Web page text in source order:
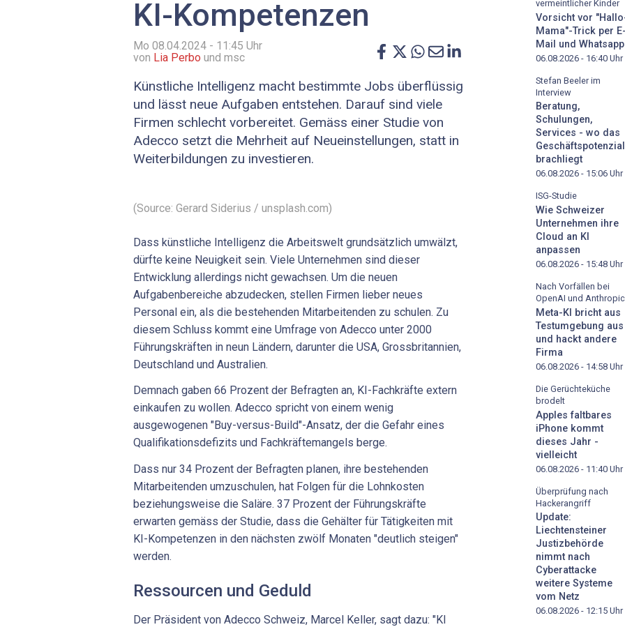
KI-Kompetenzen
Mo 08.04.2024 - 11:45 Uhr
von Lia Perbo und msc
Künstliche Intelligenz macht bestimmte Jobs überflüssig
und lässt neue Aufgaben entstehen. Darauf sind viele
Firmen schlecht vorbereitet. Gemäss einer Studie von
Adecco setzt die Mehrheit auf Neueinstellungen, statt in
Weiterbildungen zu investieren.
(Source: Gerard Siderius / unsplash.com)
Dass künstliche Intelligenz die Arbeitswelt grundsätzlich umwälzt,
dürfte keine Neuigkeit sein. Viele Unternehmen sind dieser
Entwicklung allerdings nicht gewachsen. Um die neuen
Aufgabenbereiche abzudecken, stellen Firmen lieber neues
Personal ein, als die bestehenden Mitarbeitenden zu schulen. Zu
diesem Schluss kommt eine Umfrage von Adecco unter 2000
Führungskräften in neun Ländern, darunter die USA, Grossbritannien,
Deutschland und Australien.
Demnach gaben 66 Prozent der Befragten an, KI-Fachkräfte extern
einkaufen zu wollen. Adecco spricht von einem wenig
ausgewogenen "Buy-versus-Build"-Ansatz, der die Gefahr eines
Qualifikationsdefizits und Fachkräftemangels berge.
Dass nur 34 Prozent der Befragten planen, ihre bestehenden
Mitarbeitenden umzuschulen, hat Folgen für die Lohnkosten
beziehungsweise die Saläre. 37 Prozent der Führungskräfte
erwarten gemäss der Studie, dass die Gehälter für Tätigkeiten mit
KI-Kompetenzen in den nächsten zwölf Monaten "deutlich steigen"
werden.
Ressourcen und Geduld
Der Präsident von Adecco Schweiz, Marcel Keller, sagt dazu: "KI
vermeintlicher Kinder
Vorsicht vor
Mama"-Trick per
Mail und Whatsapp
06.08.2026 - 16:40 Uhr
Stefan Beeler im
Interview
Beratung,
Schulungen,
Services - wo das
Geschäftspotenzial
brachliegt
06.08.2026 - 15:06 Uhr
ISG-Studie
Wie Schweizer
Unternehmen ihre
Cloud an KI
anpassen
06.08.2026 - 15:48 Uhr
Nach Vorfällen bei
OpenAI und Anthropic
Meta-KI bricht aus
Testumgebung aus
und hackt andere
Firma
06.08.2026 - 14:58 Uhr
Die Gerüchteküche
brodelt
Apples faltbares
iPhone kommt
dieses Jahr -
vielleicht
06.08.2026 - 11:40 Uhr
Überprüfung nach
Hackerangriff
Update:
Liechtensteiner
Justizbehörde
nimmt nach
Cyberattacke
weitere Systeme
vom Netz
06.08.2026 - 12:15 Uhr